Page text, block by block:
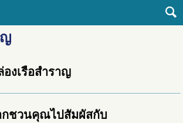
ญ
องเรือสำราญ
กชวนคุณไปสัมผัสกับ